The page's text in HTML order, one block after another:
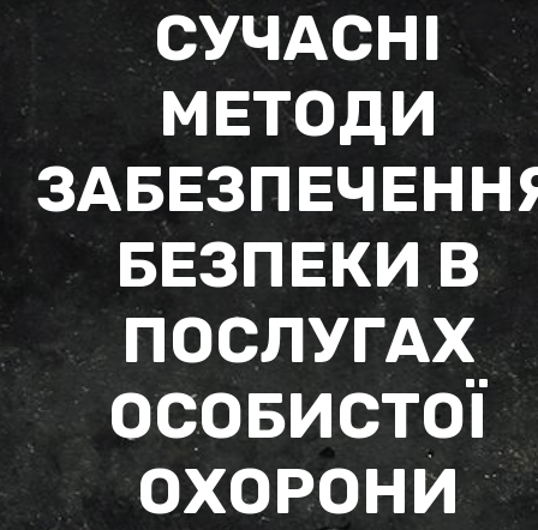
СУЧАСНІ
МЕТОДИ
БЕЗПЕКИ В
ПОСЛУГАХ
ОСОБИСТОЇ
ОХОРОНИ